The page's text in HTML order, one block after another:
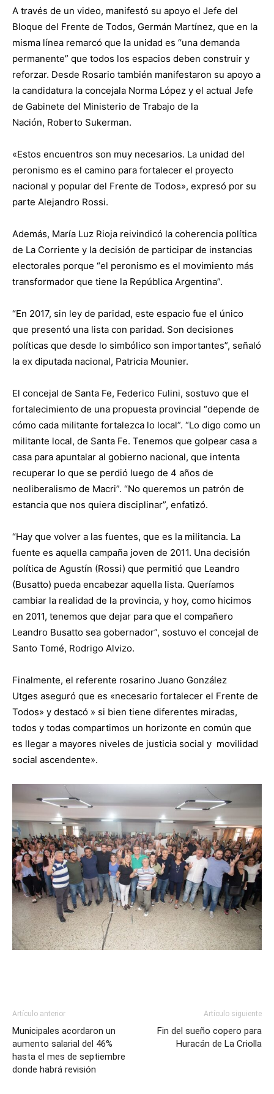
A través de un video, manifestó su apoyo el Jefe del
Bloque del Frente de Todos, Germán Martínez, que en la
misma línea remarcó que la unidad es “una demanda
permanente” que todos los espacios deben construir y
reforzar. Desde Rosario también manifestaron su apoyo a
la candidatura la concejala Norma López y el actual Jefe
de Gabinete del Ministerio de Trabajo de la
Nación, Roberto Sukerman.
«Estos encuentros son muy necesarios. La unidad del
peronismo es el camino para fortalecer el proyecto
nacional y popular del Frente de Todos», expresó por su
parte Alejandro Rossi.
Además, María Luz Rioja reivindicó la coherencia política
de La Corriente y la decisión de participar de instancias
electorales porque “el peronismo es el movimiento más
transformador que tiene la República Argentina”.
“En 2017, sin ley de paridad, este espacio fue el único
que presentó una lista con paridad. Son decisiones
políticas que desde lo simbólico son importantes”, señaló
la ex diputada nacional, Patricia Mounier.
El concejal de Santa Fe, Federico Fulini, sostuvo que el
fortalecimiento de una propuesta provincial “depende de
cómo cada militante fortalezca lo local”. “Lo digo como un
militante local, de Santa Fe. Tenemos que golpear casa a
casa para apuntalar al gobierno nacional, que intenta
recuperar lo que se perdió luego de 4 años de
neoliberalismo de Macri”. “No queremos un patrón de
estancia que nos quiera disciplinar”, enfatizó.
“Hay que volver a las fuentes, que es la militancia. La
fuente es aquella campaña joven de 2011. Una decisión
política de Agustín (Rossi) que permitió que Leandro
(Busatto) pueda encabezar aquella lista. Queríamos
cambiar la realidad de la provincia, y hoy, como hicimos
en 2011, tenemos que dejar para que el compañero
Leandro Busatto sea gobernador”, sostuvo el concejal de
Santo Tomé, Rodrigo Alvizo.
Finalmente, el referente rosarino Juano González
Utges aseguró que es «necesario fortalecer el Frente de
Todos» y destacó » si bien tiene diferentes miradas,
todos y todas compartimos un horizonte en común que
es llegar a mayores niveles de justicia social y movilidad
social ascendente».
Artículo anterior
Municipales acordaron un
aumento salarial del 46%
hasta el mes de septiembre
donde habrá revisión
Artículo siguiente
Fin del sueño copero para
Huracán de La Criolla